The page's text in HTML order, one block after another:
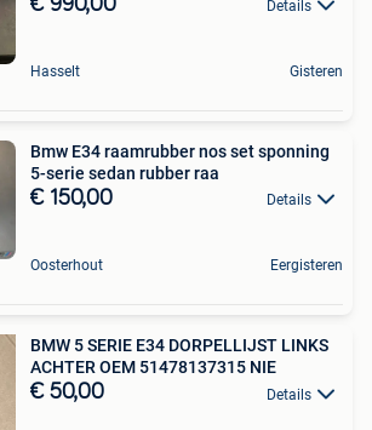
Details
Hasselt Gisteren
Bmw E34 raamrubber nos set sponning
5-serie sedan rubber raa
€ 150,00 Details
Oosterhout Eergisteren
BMW 5 SERIE E34 DORPELLIJST LINKS
ACHTER OEM 51478137315 NIE
€ 50,00 Details